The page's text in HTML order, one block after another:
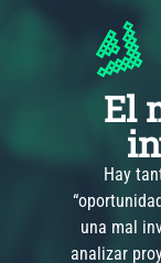
El
Hay
una mal
analizar